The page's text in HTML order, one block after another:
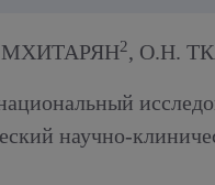
МХИТАРЯН2, О.Н.
научно-